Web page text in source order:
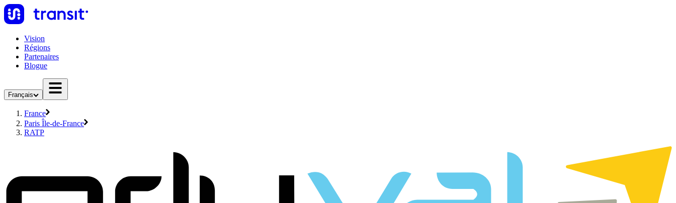
Vision
Régions
Partenaires
Blogue
Français
France
Paris Île-de-France
RATP